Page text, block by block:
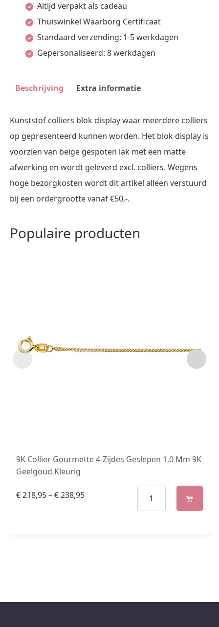
Materialen
aantal
Altijd verpakt als cadeau
Thuiswinkel Waarborg Certificaat
Standaard verzending: 1-5 werkdagen
Gepersonaliseerd: 8 werkdagen
Beschrijving Extra informatie
Kunststof colliers blok display waar meerdere colliers
op gepresenteerd kunnen worden. Het blok display is
voorzien van beige gespoten lak met een matte
afwerking en wordt geleverd excl. colliers. Wegens
hoge bezorgkosten wordt dit artikel alleen verstuurd
bij een ordergrootte vanaf €50,-.
Populaire producten
9K Collier Gourmette 4-Zijdes Geslepen 1,0 Mm 9K
Geelgoud Kleurig
€218,95–€238,95